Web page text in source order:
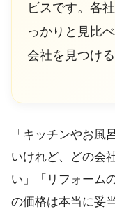
ビスです。各
っかりと見比
会社を見つけ
「キッチンやお風
いけれど、どの会
い」「リフォーム
の価格は本当に妥